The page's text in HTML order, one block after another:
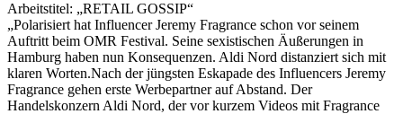
Arbeitstitel: „RETAIL GOSSIP“
„Polarisiert hat Influencer Jeremy Fragrance schon vor seinem
Auftritt beim OMR Festival. Seine sexistischen Äußerungen in
Hamburg haben nun Konsequenzen. Aldi Nord distanziert sich mit
klaren Worten.Nach der jüngsten Eskapade des Influencers Jeremy
Fragrance gehen erste Werbepartner auf Abstand. Der
Handelskonzern Aldi Nord, der vor kurzem Videos mit Fragrance